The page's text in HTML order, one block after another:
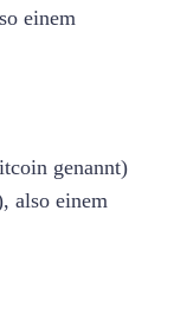
einem
genannt)
also einem